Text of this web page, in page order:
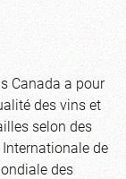
Canada a pour
des vins et
selon des
de
des